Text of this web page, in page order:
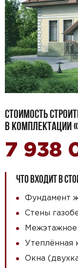
СТОИМОСТЬ
В КОМПЛЕКТАЦИИ
7 938
ЧТО ВХОДИТ В
Фундамент
Стены
Утеплённая
Окна